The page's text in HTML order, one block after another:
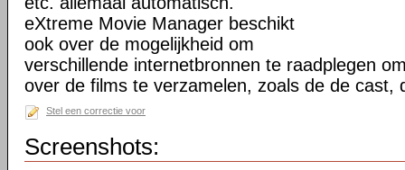
eXtreme Movie Manager beschikt
ook over de mogelijkheid om
verschillende internetbronnen te raadplegen
over de films te verzamelen, zoals de de cast,
Stel een correctie voor
Screenshots: